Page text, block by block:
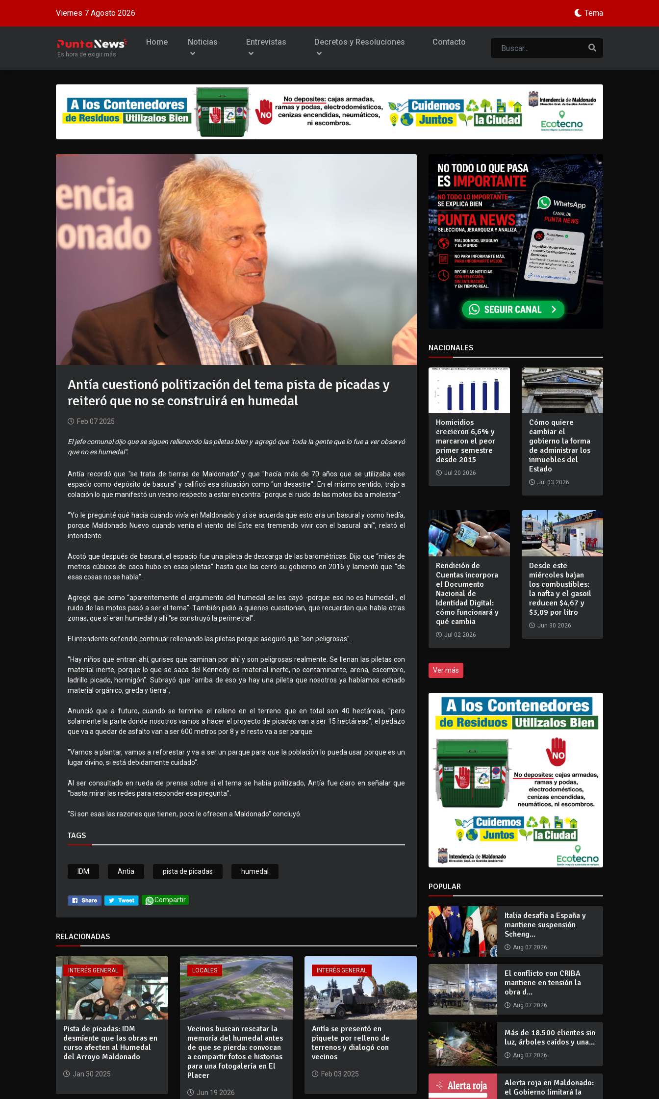
Viernes 7 Agosto 2026 Tema
Es hora de exigir más
Home Noticias Entrevistas Decretos y Resoluciones Contacto
Antía cuestionó politización del tema pista de picadas y
reiteró que no se construirá en humedal
Feb 07 2025
El jefe comunal dijo que se siguen rellenando las piletas bien y agregó que "toda la gente que lo fue a ver observó
que no es humedal".
Antía recordó que "se trata de tierras de Maldonado" y que "hacía más de 70 años que se utilizaba ese
espacio como depósito de basura" y calificó esa situación como "un desastre". En el mismo sentido, trajo a
colación lo que manifestó un vecino respecto a estar en contra "porque el ruido de las motos iba a molestar".
“Yo le pregunté qué hacía cuando vivía en Maldonado y si se acuerda que esto era un basural y como hedía,
porque Maldonado Nuevo cuando venía el viento del Este era tremendo vivir con el basural ahí”, relató el
intendente.
Acotó que después de basural, el espacio fue una pileta de descarga de las barométricas. Dijo que “miles de
metros cúbicos de caca hubo en esas piletas” hasta que las cerró su gobierno en 2016 y lamentó que “de
esas cosas no se habla”.
Agregó que como “aparentemente el argumento del humedal se les cayó -porque eso no es humedal-, el
ruido de las motos pasó a ser el tema”. También pidió a quienes cuestionan, que recuerden que había otras
zonas, que sí eran humedal y allí “se construyó la perimetral”.
El intendente defendió continuar rellenando las piletas porque aseguró que "son peligrosas".
“Hay niños que entran ahí, gurises que caminan por ahí y son peligrosas realmente. Se llenan las piletas con
material inerte, porque lo que se saca del Kennedy es material inerte, no contaminante, arena, escombro,
ladrillo picado, hormigón”. Subrayó que "arriba de eso ya hay una pileta que nosotros ya habíamos echado
material orgánico, greda y tierra".
Anunció que a futuro, cuando se termine el relleno en el terreno que en total son 40 hectáreas, "pero
solamente la parte donde nosotros vamos a hacer el proyecto de picadas van a ser 15 hectáreas", el pedazo
que va a quedar de asfalto van a ser 600 metros por 8 y el resto va a ser parque.
"Vamos a plantar, vamos a reforestar y va a ser un parque para que la población lo pueda usar porque es un
lugar divino, si está debidamente cuidado".
Al ser consultado en rueda de prensa sobre si el tema se había politizado, Antía fue claro en señalar que
"basta mirar las redes para responder esa pregunta".
“Si son esas las razones que tienen, poco le ofrecen a Maldonado” concluyó.
TAGS
IDM Antia pista de picadas humedal
Compartir
RELACIONADAS
INTERÉS GENERAL
Pista de picadas: IDM
desmiente que las obras en
curso afecten al Humedal
del Arroyo Maldonado
Jan 30 2025
LOCALES
Vecinos buscan rescatar la
memoria del humedal antes
de que se pierda: convocan
a compartir fotos e historias
para una fotogalería en El
Placer
Jun 19 2026
INTERÉS GENERAL
Antía se presentó en
piquete por relleno de
terrenos y dialogó con
vecinos
Feb 03 2025
NACIONALES
Homicidios
crecieron 6,6% y
marcaron el peor
primer semestre
desde 2015
Jul 20 2026
Cómo quiere
cambiar el
gobierno la forma
de administrar los
inmuebles del
Estado
Jul 03 2026
Rendición de
Cuentas incorpora
el Documento
Nacional de
Identidad Digital:
cómo funcionará y
qué cambia
Jul 02 2026
Desde este
miércoles bajan
los combustibles:
la nafta y el gasoil
reducen $4,67 y
$3,09 por litro
Jun 30 2026
Ver más
POPULAR
Italia desafía a España y
mantiene suspensión
Scheng...
Aug 07 2026
El conflicto con CRIBA
mantiene en tensión la
obra d...
Aug 07 2026
Más de 18.500 clientes sin
luz, árboles caídos y una...
Aug 07 2026
Alerta roja en Maldonado:
el Gobierno limitará la